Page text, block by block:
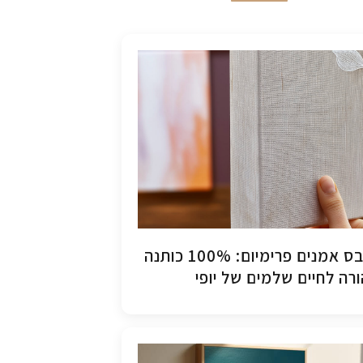
קנבס אמנים פרימיום: 100% כותנה
לחיים שלמים של יופי